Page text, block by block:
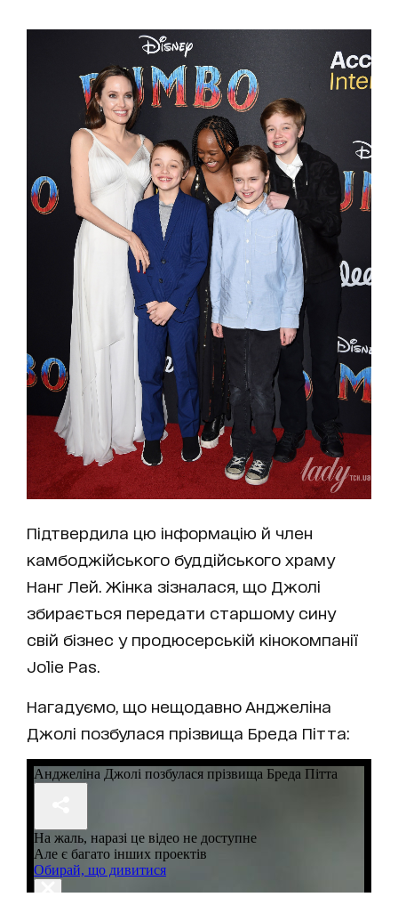
Підтвердила цю інформацію й член
камбоджійського буддійського храму
Нанг Лей. Жінка зізналася, що Джолі
збирається передати старшому сину
свій бізнес у продюсерській кінокомпанії
Jolie Pas.
Нагадуємо, що нещодавно Анджеліна
Джолі позбулася прізвища Бреда Пітта: